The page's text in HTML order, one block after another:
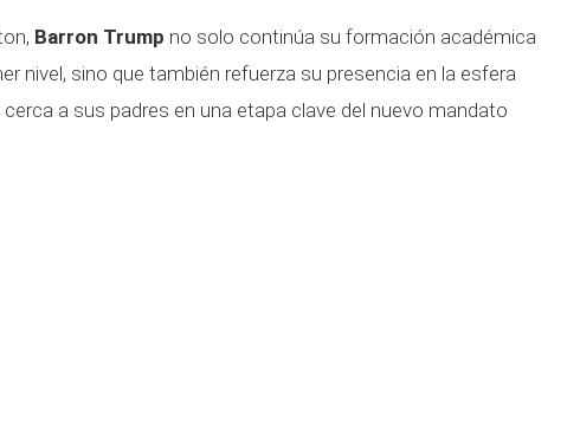
Barron Trump no solo continúa su formación académica
nivel, sino que también refuerza su presencia en la esfera
a sus padres en una etapa clave del nuevo mandato